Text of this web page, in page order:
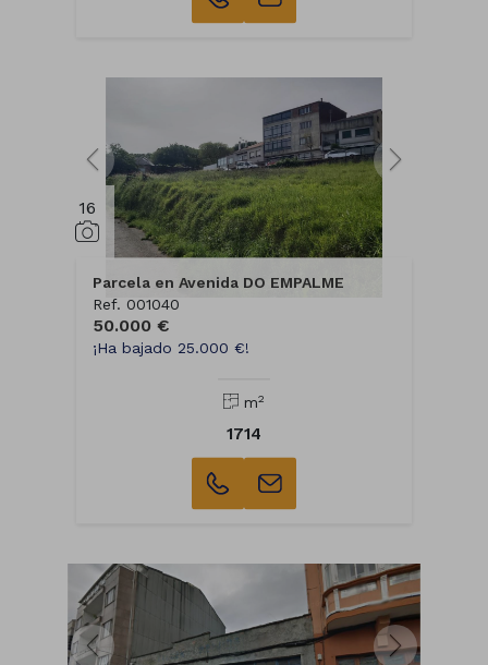
16
Parcela en Avenida DO EMPALME
Ref. 001040
50.000 €
¡Ha bajado 25.000 €!
m2
1714